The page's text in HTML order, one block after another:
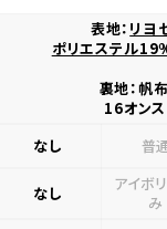
表地： リヨ
ポリエステル
裏地：帆
16オンス
なし 普
なし
アイボ
み